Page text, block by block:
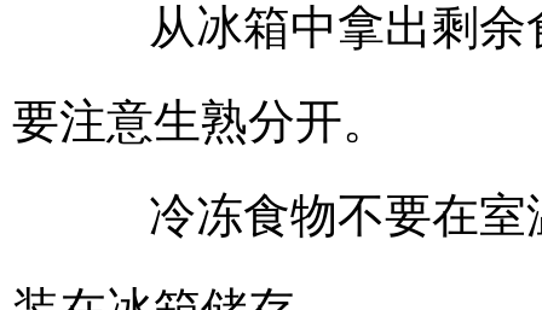
从冰箱中拿出剩余
要注意生熟分开。
冷冻食物不要在室